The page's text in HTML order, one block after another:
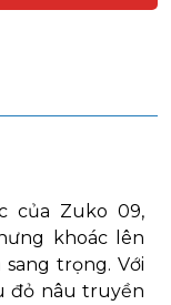
của Zuko 09,
khoác lên
trọng. Với
đỏ nâu truyền